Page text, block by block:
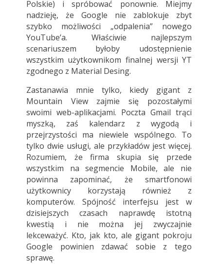
Polskie) i spróbować ponownie. Miejmy
nadzieję, że Google nie zablokuje zbyt
szybko możliwości „odpalenia” nowego
YouTube’a. Właściwie najlepszym
scenariuszem byłoby udostępnienie
wszystkim użytkownikom finalnej wersji YT
zgodnego z Material Desing.
Zastanawia mnie tylko, kiedy gigant z
Mountain View zajmie się pozostałymi
swoimi web-aplikacjami. Poczta Gmail trąci
myszką, zaś kalendarz z wygodą i
przejrzystości ma niewiele wspólnego. To
tylko dwie usługi, ale przykładów jest więcej.
Rozumiem, że firma skupia się przede
wszystkim na segmencie Mobile, ale nie
powinna zapominać, że smartfonowi
użytkownicy korzystają również z
komputerów. Spójność interfejsu jest w
dzisiejszych czasach naprawdę istotną
kwestią i nie można jej zwyczajnie
lekceważyć. Kto, jak kto, ale gigant pokroju
Google powinien zdawać sobie z tego
sprawę.